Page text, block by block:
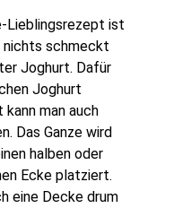
Lieblingsrezept ist
nichts schmeckt
Joghurt. Dafür
Joghurt
man auch
Das Ganze wird
halben oder
Ecke platziert.
eine Decke drum